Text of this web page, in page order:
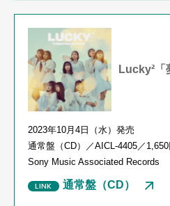
Lucky²「
2023年10月 4 日（水）発売
通常盤（CD）／AICL-4405／ 1,650
Sony Music Associated Records
通常盤（CD）